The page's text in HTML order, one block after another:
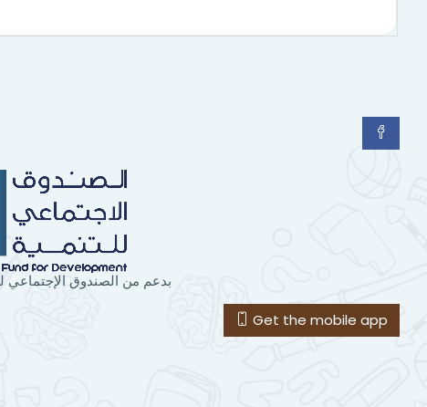
بدعم من الصندوق الإجتماعي
Get the mobile app